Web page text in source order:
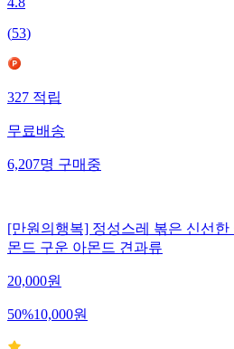
4.8
(53)
327적립
무료배송
6,207명구매중
[만원의행복] 정성스레 볶은 신선한
몬드 구운 아몬드 견과류
20,000원
50%10,000원